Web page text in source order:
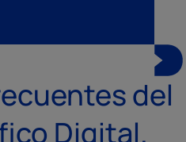
del
Digital.